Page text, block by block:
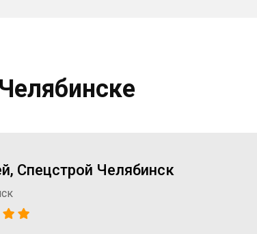
Спецстрой Челябинск